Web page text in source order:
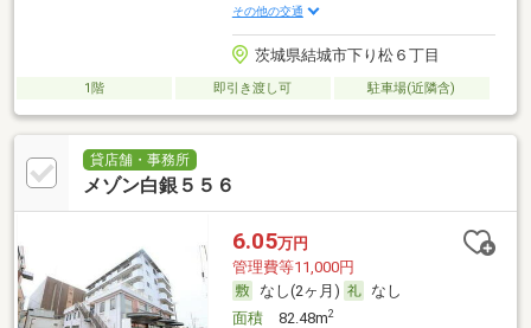
その他の交通
茨城県結城市下り松６丁目
1階 即引き渡し可 駐車場(近隣含)
貸店舗・事務所
メゾン白銀５５６
6.05万円
管理費等11,000円
なし(2ヶ月)
なし
面積82.48m2